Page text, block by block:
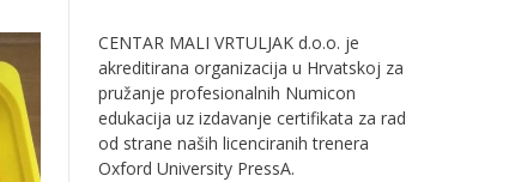
CENTAR MALI VRTULJAK d.o.o. je
akreditirana organizacija u Hrvatskoj za
pružanje profesionalnih Numicon
edukacija uz izdavanje certifikata za rad
od strane naših licenciranih trenera
Oxford University PressA.